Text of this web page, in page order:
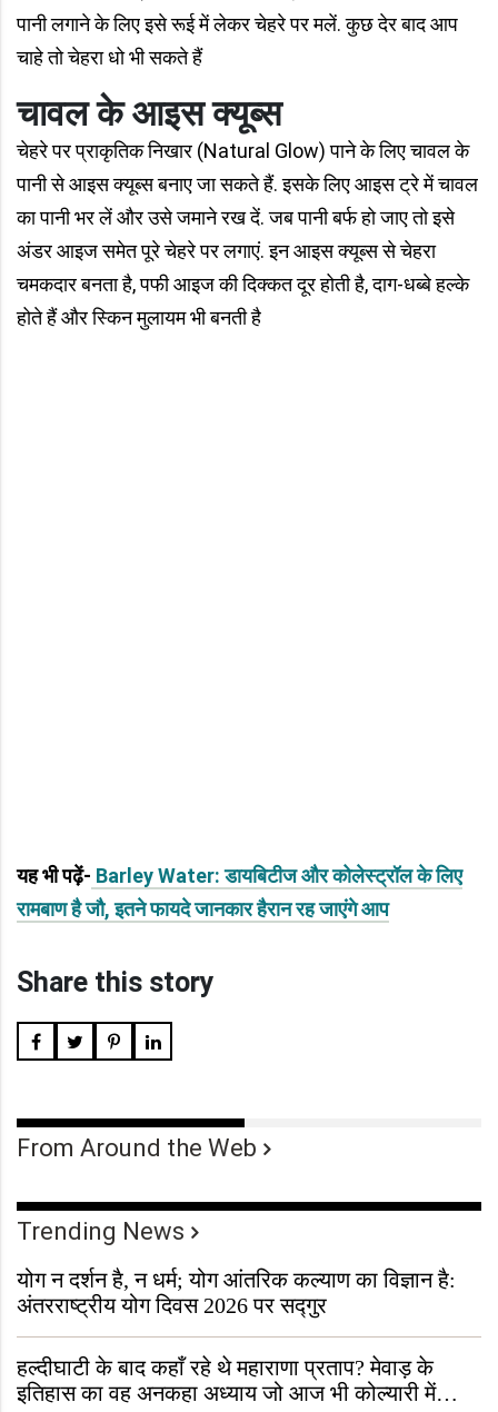
पानी लगाने के लिए इसे रूई में लेकर चेहरे पर मलें. कुछ देर बाद आप
चाहे तो चेहरा धो भी सकते हैं
चावल के आइस क्यूब्स
चेहरे पर प्राकृतिक निखार (Natural Glow) पाने के लिए चावल के
पानी से आइस क्यूब्स बनाए जा सकते हैं. इसके लिए आइस ट्रे में चावल
का पानी भर लें और उसे जमाने रख दें. जब पानी बर्फ हो जाए तो इसे
अंडर आइज समेत पूरे चेहरे पर लगाएं. इन आइस क्यूब्स से चेहरा
चमकदार बनता है, पफी आइज की दिक्कत दूर होती है, दाग-धब्बे हल्के
होते हैं और स्किन मुलायम भी बनती है
यह भी पढ़ें- Barley Water: डायबिटीज और कोलेस्ट्रॉल के लिए
रामबाण है जौ, इतने फायदे जानकार हैरान रह जाएंगे आप
Share this story
From Around the Web
Trending News
योग न दर्शन है, न धर्म; योग आंतरिक कल्याण का विज्ञान है:
अंतरराष्ट्रीय योग दिवस 2026 पर सद्गुर
हल्दीघाटी के बाद कहाँ रहे थे महाराणा प्रताप? मेवाड़ के
इतिहास का वह अनकहा अध्याय जो आज भी कोल्यारी में